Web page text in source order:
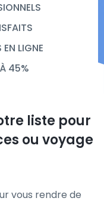
LIGNE
45%
liste pour
ou voyage
vous rendre de